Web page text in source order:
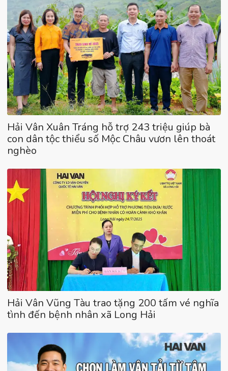
Hải Vân Xuân Tráng hỗ trợ 243 triệu giúp bà
con dân tộc thiểu số Mộc Châu vươn lên thoát
nghèo
Hải Vân Vũng Tàu trao tặng 200 tấm vé nghĩa
tình đến bệnh nhân xã Long Hải